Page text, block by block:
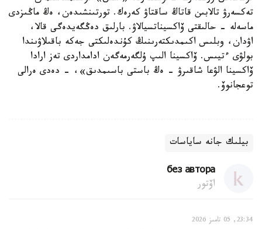
تەكسەرۋ تالابىن قاتاڭ ساقتاۋ كەرەك. تورتىنشىدەن، ەڭ ماڭىزدى
ماسەلە - حالىقتى ۆاكسيناتسيالاۋ. بارلىق دەڭگەيدەگى قالا،
اۋدان، وبلىس اكىمدىكتەرىنىڭ كۇندەلىكتى جەكە باقىلاۋىندا
بولۋى ءتيىس. ۆاكسينا الىپ ۇلگەرمەگەن ادامداردى تەز ارادا
ۆاكسينا الۋعا شاقىرۋ - ەڭ باستى باسىمدىق»، - دەدى ەرالى
توعجانوۆ.
بيلىك جانە ساياسات
без автора
اۆتور
23:34, 05 تامىز 2026